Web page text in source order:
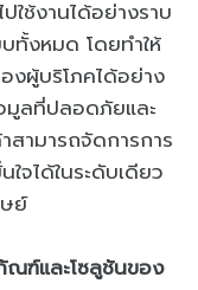
ใช้งานได้อย่างราบ
ทั้งหมด โดยทำให้
งผู้บริโภคได้อย่าง
มูลที่ปลอดภัยและ
สามารถจัดการการ
จได้ในระดับเดียว
ย์
ฑ์และโซลูชันของ